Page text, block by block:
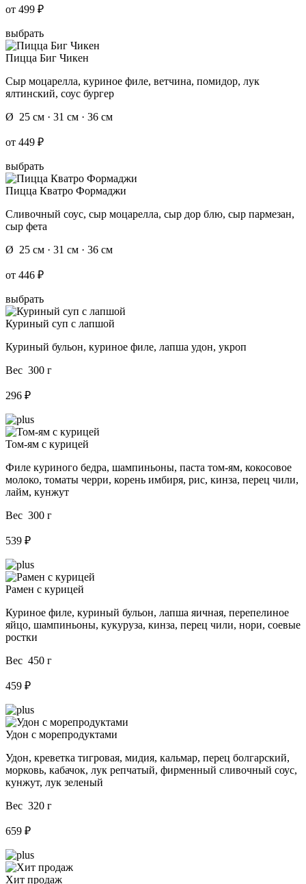
от 499 ₽
выбрать
Пицца Биг Чикен
Сыр моцарелла, куриное филе, ветчина, помидор, лук
ялтинский, соус бургер
Ø 25 см · 31 см · 36 см
от 449 ₽
выбрать
Пицца Кватро Формаджи
Сливочный соус, сыр моцарелла, сыр дор блю, сыр пармезан,
сыр фета
Ø 25 см · 31 см · 36 см
от 446 ₽
выбрать
Куриный суп с лапшой
Куриный бульон, куриное филе, лапша удон, укроп
Вес 300 г
296 ₽
Том-ям с курицей
Филе куриного бедра, шампиньоны, паста том-ям, кокосовое
молоко, томаты черри, корень имбиря, рис, кинза, перец чили,
лайм, кунжут
Вес 300 г
539 ₽
Рамен с курицей
Куриное филе, куриный бульон, лапша яичная, перепелиное
яйцо, шампиньоны, кукуруза, кинза, перец чили, нори, соевые
ростки
Вес 450 г
459 ₽
Удон с морепродуктами
Удон, креветка тигровая, мидия, кальмар, перец болгарский,
морковь, кабачок, лук репчатый, фирменный сливочный соус,
кунжут, лук зеленый
Вес 320 г
659 ₽
Хит продаж